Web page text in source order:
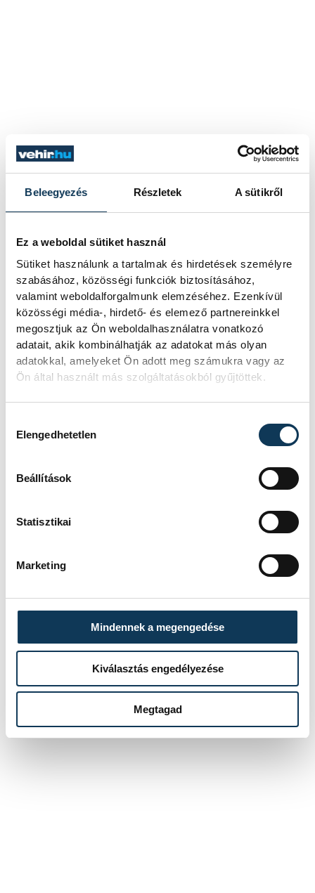
Beleegyezés Részletek A sütikről
Ez a weboldal sütiket használ
Sütiket használunk a tartalmak és hirdetések személyre
szabásához, közösségi funkciók biztosításához,
valamint weboldalforgalmunk elemzéséhez. Ezenkívül
közösségi média-, hirdető- és elemező partnereinkkel
megosztjuk az Ön weboldalhasználatra vonatkozó
adatait, akik kombinálhatják az adatokat más olyan
adatokkal, amelyeket Ön adott meg számukra vagy az
Ön által használt más szolgáltatásokból gyűjtöttek.
Elengedhetetlen
Beállítások
Statisztikai
Marketing
Mindennek a megengedése
Kiválasztás engedélyezése
Megtagad